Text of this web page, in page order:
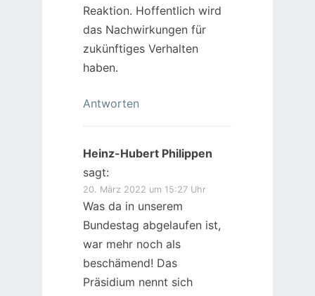
Reaktion. Hoffentlich wird
das Nachwirkungen für
zukünftiges Verhalten
haben.
Antworten
Heinz-Hubert Philippen
sagt:
20. März 2022 um 15:27 Uhr
Was da in unserem
Bundestag abgelaufen ist,
war mehr noch als
beschämend! Das
Präsidium nennt sich